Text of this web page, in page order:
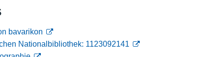
bavarikon
Nationalbibliothek: 1123092141